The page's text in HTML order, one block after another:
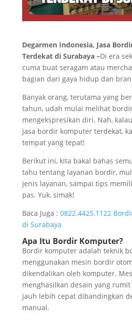
Degarmen Indonesia, Jasa
Terdekat di Surabaya –Di era
cuma buat seragam atau
bagian dari gaya hidup dan
Banyak orang, terutama yang
tahun, udah mulai melihat
mengekspresikan diri. Nah,
jasa bordir komputer terdekat,
tempat yang tepat!
Berikut ini, kita bakal bahas
tahu tentang layanan bordir,
jenis layanan, sampai tips
pas. Yuk, simak!
Baca Juga : 0822.4425.1122
di Surabaya
Apa Itu Bordir Komputer?
Bordir komputer adalah teknik
menggunakan mesin bordir
dikendalikan oleh komputer.
menghasilkan desain yang
jauh lebih cepat dibandingkan
manual.